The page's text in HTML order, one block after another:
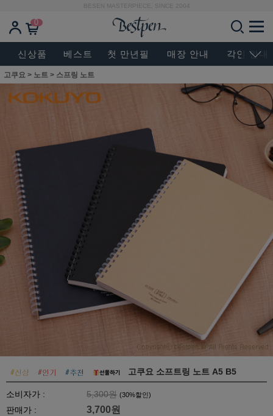
BESEN MASTERPIECE, SINCE 2004
0
신상품 베스트 첫 만년필 매장 안내 각인 안내
고쿠요 > 노트 > 스프링 노트
고쿠요 소프트링 노트 A5 B5
소비자가 : 5,300원 (30%할인)
판매가 : 3,700원